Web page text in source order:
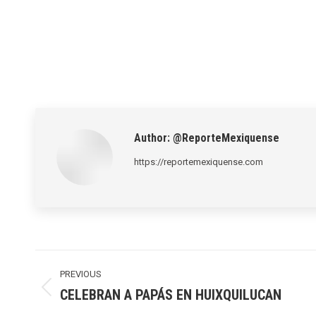
Author: @ReporteMexiquense
https://reportemexiquense.com
navigation
PREVIOUS
Previous
CELEBRAN A PAPÁS EN HUIXQUILUCAN